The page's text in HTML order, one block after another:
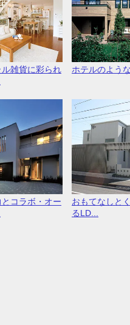
雑貨に彩られ
ホテルのよう
コラボ・オー
おもてなしと
るLD...